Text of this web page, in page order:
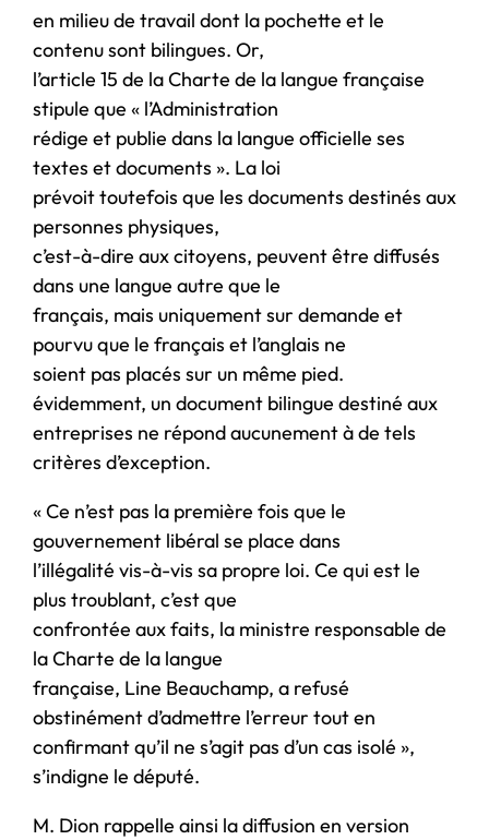
en milieu de travail dont la pochette et le
contenu sont bilingues. Or,
l’article 15 de la Charte de la langue française
stipule que « l’Administration
rédige et publie dans la langue officielle ses
textes et documents ». La loi
prévoit toutefois que les documents destinés aux
personnes physiques,
c’est-à-dire aux citoyens, peuvent être diffusés
dans une langue autre que le
français, mais uniquement sur demande et
pourvu que le français et l’anglais ne
soient pas placés sur un même pied.
évidemment, un document bilingue destiné aux
entreprises ne répond aucunement à de tels
critères d’exception.
« Ce n’est pas la première fois que le
gouvernement libéral se place dans
l’illégalité vis-à-vis sa propre loi. Ce qui est le
plus troublant, c’est que
confrontée aux faits, la ministre responsable de
la Charte de la langue
française, Line Beauchamp, a refusé
obstinément d’admettre l’erreur tout en
confirmant qu’il ne s’agit pas d’un cas isolé »,
s’indigne le député.
M. Dion rappelle ainsi la diffusion en version